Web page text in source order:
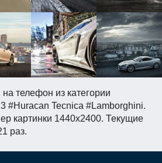
телефон из категории
#Huracan Tecnica #Lamborghini.
картинки 1440x2400. Текущие
раз.